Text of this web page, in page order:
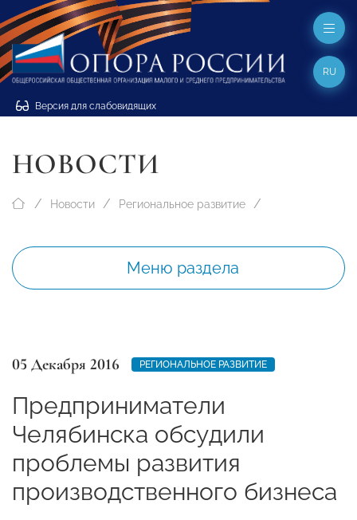
Версия для слабовидящих
RU
НОВОСТИ
Новости Региональное развитие
Меню раздела
05 Декабря 2016 РЕГИОНАЛЬНОЕ РАЗВИТИЕ
Предприниматели
Челябинска обсудили
проблемы развития
производственного бизнеса